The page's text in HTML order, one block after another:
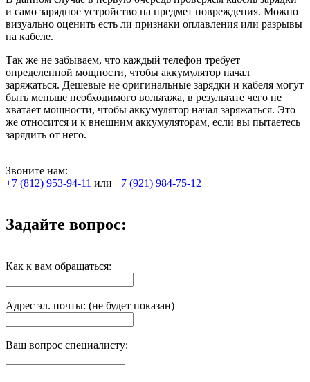
и само зарядное устройство на предмет повреждения. Можно
визуально оценить есть ли признаки оплавления или разрывы
на кабеле.
Так же не забываем, что каждый телефон требует
определенной мощности, чтобы аккумулятор начал
заряжаться. Дешевые не оригинальные зарядки и кабеля могут
быть меньше необходимого вольтажа, в результате чего не
хватает мощности, чтобы аккумулятор начал заряжаться. Это
же относится и к внешним аккумуляторам, если вы пытаетесь
зарядить от него.
Звоните нам:
+7 (812) 953-94-11 или +7 (921) 984-75-12
Задайте вопрос:
Как к вам обращаться:
Адрес эл. почты: (не будет показан)
Ваш вопрос специалисту: